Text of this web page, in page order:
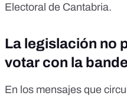
Electoral de Cantabria.
La legislación no
votar con la
En los mensajes que